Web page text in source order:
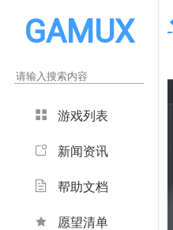
GAMUX
游戏列表
新闻资讯
帮助文档
愿望清单